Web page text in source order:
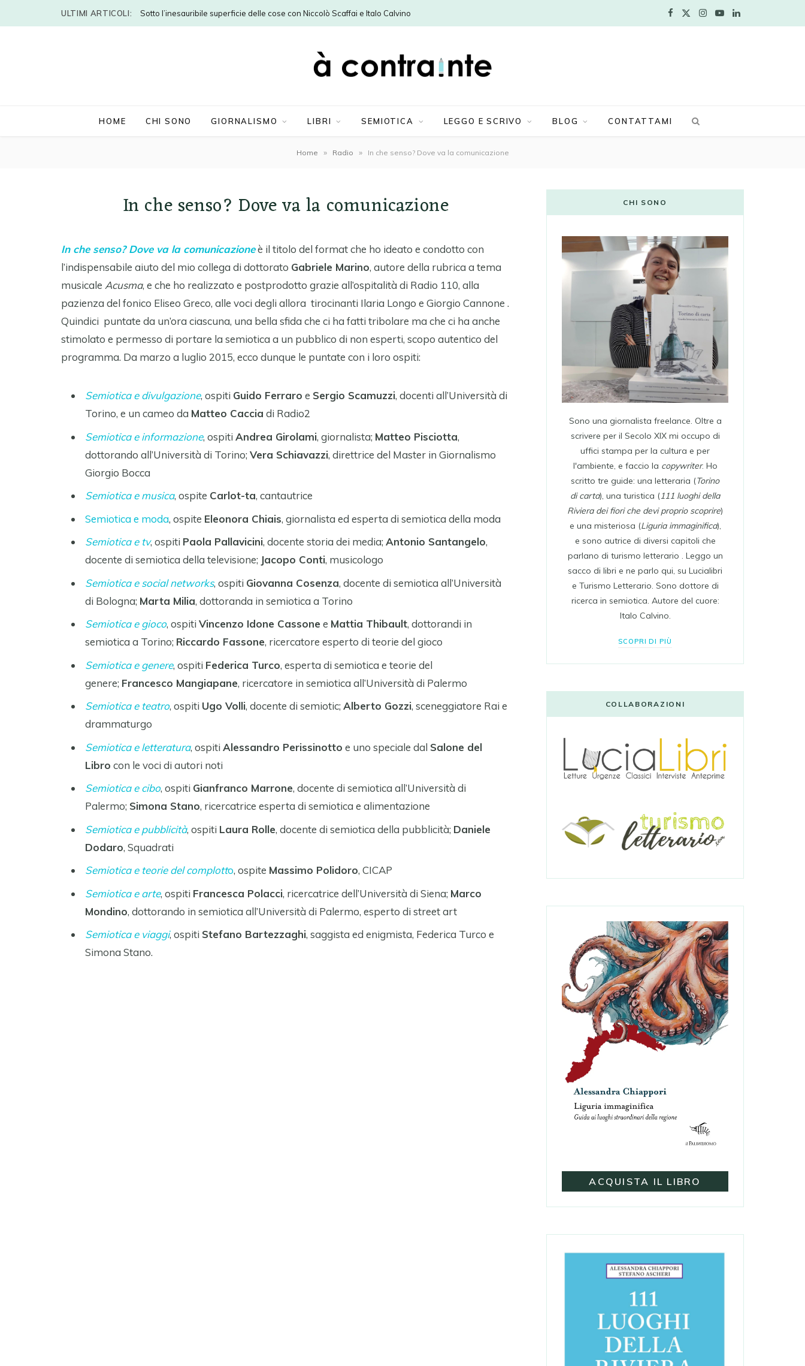
ULTIMI ARTICOLI: Sotto l’inesauribile superficie delle cose con Niccolò Scaffai e Italo Calvino
i
)
I Y L
HOME CHI SONO GIORNALISMO LIBRI SEMIOTICA LEGGO E SCRIVO BLOG CONTATTAMI
Home » Radio » In che senso? Dove va la comunicazione
In che senso? Dove va la comunicazione
In che senso? Dove va la comunicazioneè il titolo del format che ho ideato e condotto con
l’indispensabile aiuto del mio collega di dottorato Gabriele Marino, autore della rubrica a tema
musicale Acusma, e che ho realizzato e postprodotto grazie all’ospitalità di Radio 110, alla
pazienza del fonico Eliseo Greco, alle voci degli allora tirocinanti Ilaria Longo e Giorgio Cannone .
Quindici puntate da un’ora ciascuna, una bella sfida che ci ha fatti tribolare ma che ci ha anche
stimolato e permesso di portare la semiotica a un pubblico di non esperti, scopo autentico del
programma. Da marzo a luglio 2015, ecco dunque le puntate con i loro ospiti:
Semiotica e divulgazione, ospiti Guido Ferraro e Sergio Scamuzzi, docenti all’Università di
Torino, e un cameo da Matteo Caccia di Radio2
Semiotica e informazione, ospiti Andrea Girolami, giornalista; Matteo Pisciotta,
dottorando all’Università di Torino; Vera Schiavazzi, direttrice del Master in Giornalismo
Giorgio Bocca
Semiotica e musica, ospite Carlot-ta, cantautrice
Semiotica e moda, ospite Eleonora Chiais, giornalista ed esperta di semiotica della moda
Semiotica e tv, ospiti Paola Pallavicini, docente storia dei media; Antonio Santangelo,
docente di semiotica della televisione; Jacopo Conti, musicologo
Semiotica e social networks, ospiti Giovanna Cosenza, docente di semiotica all’Università
di Bologna; Marta Milia, dottoranda in semiotica a Torino
Semiotica e gioco, ospiti Vincenzo Idone Cassone e Mattia Thibault, dottorandi in
semiotica a Torino; Riccardo Fassone, ricercatore esperto di teorie del gioco
Semiotica e genere, ospiti Federica Turco, esperta di semiotica e teorie del
genere; Francesco Mangiapane, ricercatore in semiotica all’Università di Palermo
Semiotica e teatro, ospiti Ugo Volli, docente di semiotic; Alberto Gozzi, sceneggiatore Rai e
drammaturgo
Semiotica e letteratura, ospiti Alessandro Perissinotto e uno speciale dal Salone del
Libro con le voci di autori noti
Semiotica e cibo, ospiti Gianfranco Marrone, docente di semiotica all’Università di
Palermo; Simona Stano, ricercatrice esperta di semiotica e alimentazione
Semiotica e pubblicità, ospiti Laura Rolle, docente di semiotica della pubblicità; Daniele
Dodaro, Squadrati
Semiotica e teorie del complotto, ospite Massimo Polidoro, CICAP
Semiotica e arte, ospiti Francesca Polacci, ricercatrice dell’Università di Siena; Marco
Mondino, dottorando in semiotica all’Università di Palermo, esperto di street art
Semiotica e viaggi, ospiti Stefano Bartezzaghi, saggista ed enigmista, Federica Turco e
Simona Stano.
CHI SONO
Sono una giornalista freelance. Oltre a
scrivere per il Secolo XIX mi occupo di
uffici stampa per la cultura e per
l'ambiente, e faccio la copywriter. Ho
scritto tre guide: una letteraria (Torino
di carta), una turistica (111 luoghi della
Riviera dei fiori che devi proprio scoprire)
e una misteriosa (Liguria immaginifica),
e sono autrice di diversi capitoli che
parlano di turismo letterario . Leggo un
sacco di libri e ne parlo qui, su Lucialibri
e Turismo Letterario. Sono dottore di
ricerca in semiotica. Autore del cuore:
Italo Calvino.
SCOPRI DI PIÙ
COLLABORAZIONI
ACQUISTA IL LIBRO